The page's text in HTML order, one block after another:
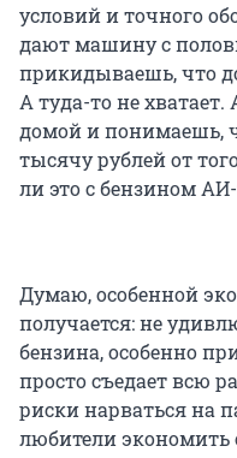
условий и точного
дают машину с
прикидываешь, что
А туда-то не
домой и понимаешь,
тысячу рублей от
ли это с бензином
Думаю, особенной
получается: не
бензина, особенно
просто съедает всю
риски нарваться на
любители